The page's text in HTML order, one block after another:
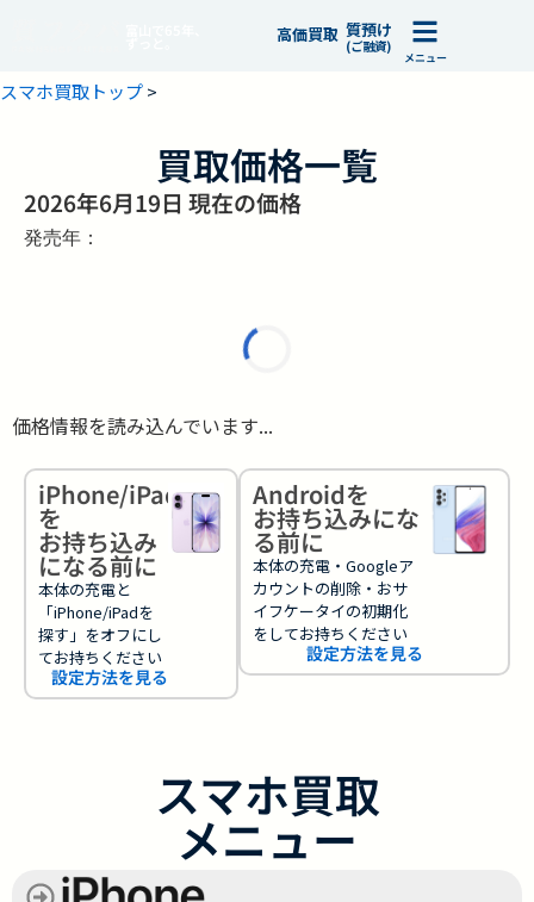
高価買取 質預け
(ご融資)
メニュー
スマホ買取トップ>
買取価格一覧
2026年6月19日 現在の価格
発売年：
価格情報を読み込んでいます...
iPhone/iPad
を
お持ち込み
になる前に
本体の充電と
「iPhone/iPadを
探す」をオフにし
てお持ちください
設定方法を見る
Androidを
お持ち込みにな
る前に
本体の充電・Googleア
カウントの削除・おサ
イフケータイの初期化
をしてお持ちください
設定方法を見る
スマホ買取
メニュー